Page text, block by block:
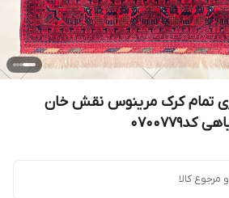
3متری تمام کرک مرینوس نقش خان